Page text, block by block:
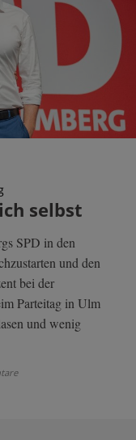
selbst
SPD in den
und den
bei der
Parteitag in Ulm
und wenig